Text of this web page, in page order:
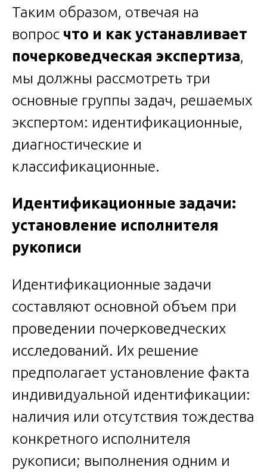
Таким образом, отвечая на
вопрос что и как устанавливает
почерковедческая экспертиза,
мы должны рассмотреть три
основные группы задач, решаемых
экспертом: идентификационные,
диагностические и
классификационные.
Идентификационные задачи:
установление исполнителя
рукописи
Идентификационные задачи
составляют основной объем при
проведении почерковедческих
исследований. Их решение
предполагает установление факта
индивидуальной идентификации:
наличия или отсутствия тождества
конкретного исполнителя
рукописи; выполнения одним и